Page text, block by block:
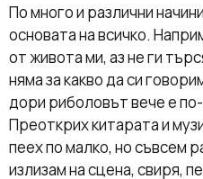
По много и различни
основата на всичко.
от живота ми, аз не ги
няма за какво да си
дори риболовът вече е
Преоткрих китарата и
пеех по малко, но съвсем
излизам на сцена, свиря,